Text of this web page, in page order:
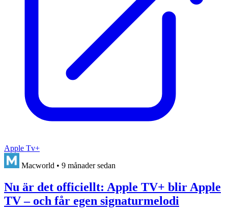
Apple Tv+
Macworld • 9 månader sedan
Nu är det officiellt: Apple TV+ blir Apple
TV – och får egen signaturmelodi